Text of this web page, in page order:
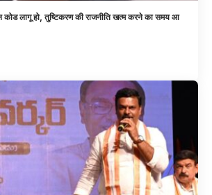
कोड लागू हो, तुष्टिकरण की राजनीति खत्म करने का समय आ